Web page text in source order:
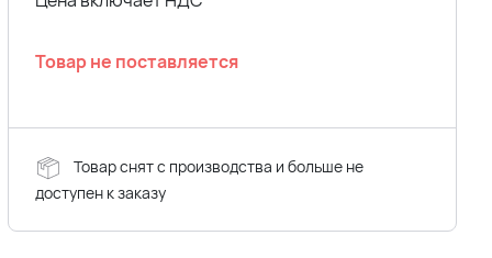
Товар не поставляется
Товар снят с производства и больше не
доступен к заказу